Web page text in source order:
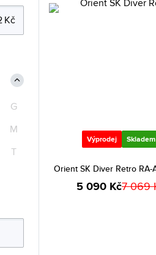
Výprodej Skladem
Orient SK Diver Retro RA-
5 090 Kč7 069
G
M
T